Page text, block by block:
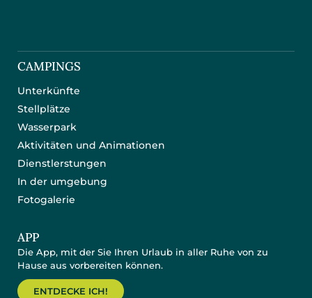
CAMPINGS
Unterkünfte
Stellplätze
Wasserpark
Aktivitäten und Animationen
Dienstlerstungen
In der umgebung
Fotogalerie
APP
Die App, mit der Sie Ihren Urlaub in aller Ruhe von zu
Hause aus vorbereiten können.
ENTDECKE ICH!